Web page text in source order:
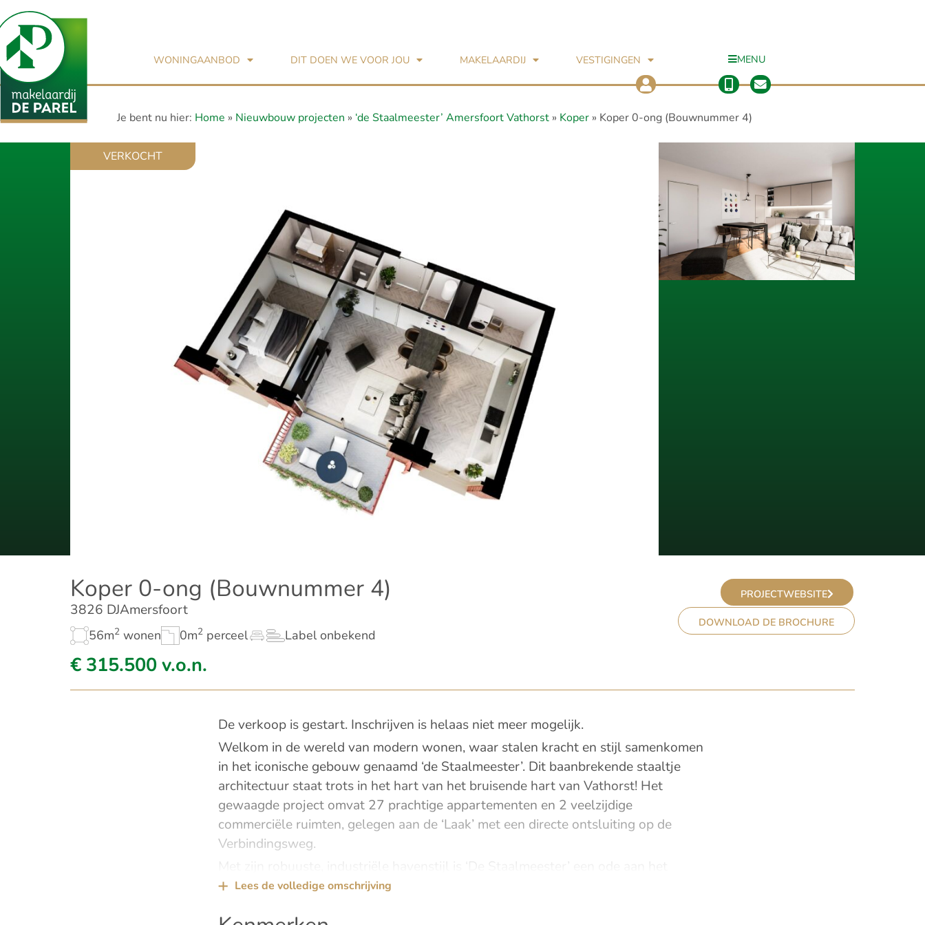
WONINGAANBOD DIT DOEN WE VOOR JOU MAKELAARDIJ VESTIGINGEN MENU
Je bent nu hier: Home » Nieuwbouw projecten » ‘de Staalmeester’ Amersfoort Vathorst» Koper» Koper 0-ong (Bouwnummer 4)
VERKOCHT
Koper 0-ong (Bouwnummer 4)
3826 DJAmersfoort
56m2 wonen 0m2 perceel Label onbekend
€ 315.500 v.o.n.
PROJECTWEBSITE
DOWNLOAD DE BROCHURE
De verkoop is gestart. Inschrijven is helaas niet meer mogelijk.
Welkom in de wereld van modern wonen, waar stalen kracht en stijl samenkomen
in het iconische gebouw genaamd ‘de Staalmeester’. Dit baanbrekende staaltje
architectuur staat trots in het hart van het bruisende hart van Vathorst! Het
gewaagde project omvat 27 prachtige appartementen en 2 veelzijdige
commerciële ruimten, gelegen aan de ‘Laak’ met een directe ontsluiting op de
Verbindingsweg.
verleden met een knipoog naar de toekomst. Elk appartement straalt karakter uit
Lees de volledige omschrijving